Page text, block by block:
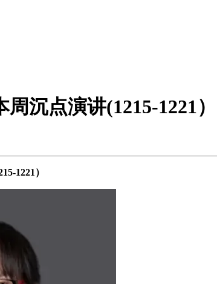
周沉点演讲(1215-1221）
1221）